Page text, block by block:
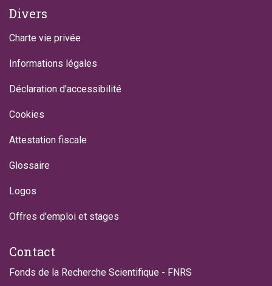
Divers
Charte vie privée
Informations légales
Déclaration d'accessibilité
Cookies
Attestation fiscale
Glossaire
Logos
Offres d'emploi et stages
Contact
Fonds de la Recherche Scientifique - FNRS